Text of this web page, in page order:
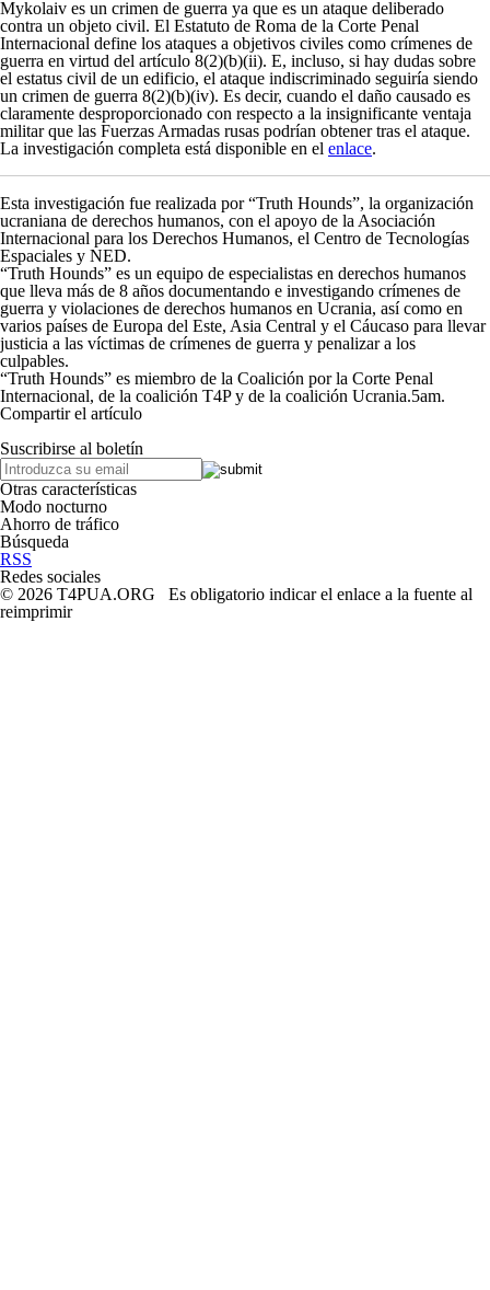
Mykolaiv es un crimen de guerra ya que es un ataque deliberado
contra un objeto civil. El Estatuto de Roma de la Corte Penal
Internacional define los ataques a objetivos civiles como crímenes de
guerra en virtud del artículo 8(2)(b)(ii). E, incluso, si hay dudas sobre
el estatus civil de un edificio, el ataque indiscriminado seguiría siendo
un crimen de guerra 8(2)(b)(iv). Es decir, cuando el daño causado es
claramente desproporcionado con respecto a la insignificante ventaja
militar que las Fuerzas Armadas rusas podrían obtener tras el ataque.
La investigación completa está disponible en el enlace.
Esta investigación fue realizada por “Truth Hounds”, la organización
ucraniana de derechos humanos, con el apoyo de la Asociación
Internacional para los Derechos Humanos, el Centro de Tecnologías
Espaciales y NED.
“Truth Hounds” es un equipo de especialistas en derechos humanos
que lleva más de 8 años documentando e investigando crímenes de
guerra y violaciones de derechos humanos en Ucrania, así como en
varios países de Europa del Este, Asia Central y el Cáucaso para llevar
justicia a las víctimas de crímenes de guerra y penalizar a los
culpables.
“Truth Hounds” es miembro de la Coalición por la Corte Penal
Internacional, de la coalición T4P y de la coalición Ucrania.5am.
Compartir el artículo
Suscribirse al boletín
Otras características
Modo nocturno
Ahorro de tráfico
Búsqueda
RSS
Redes sociales
© 2026 T4PUA.ORG Es obligatorio indicar el enlace a la fuente al
reimprimir